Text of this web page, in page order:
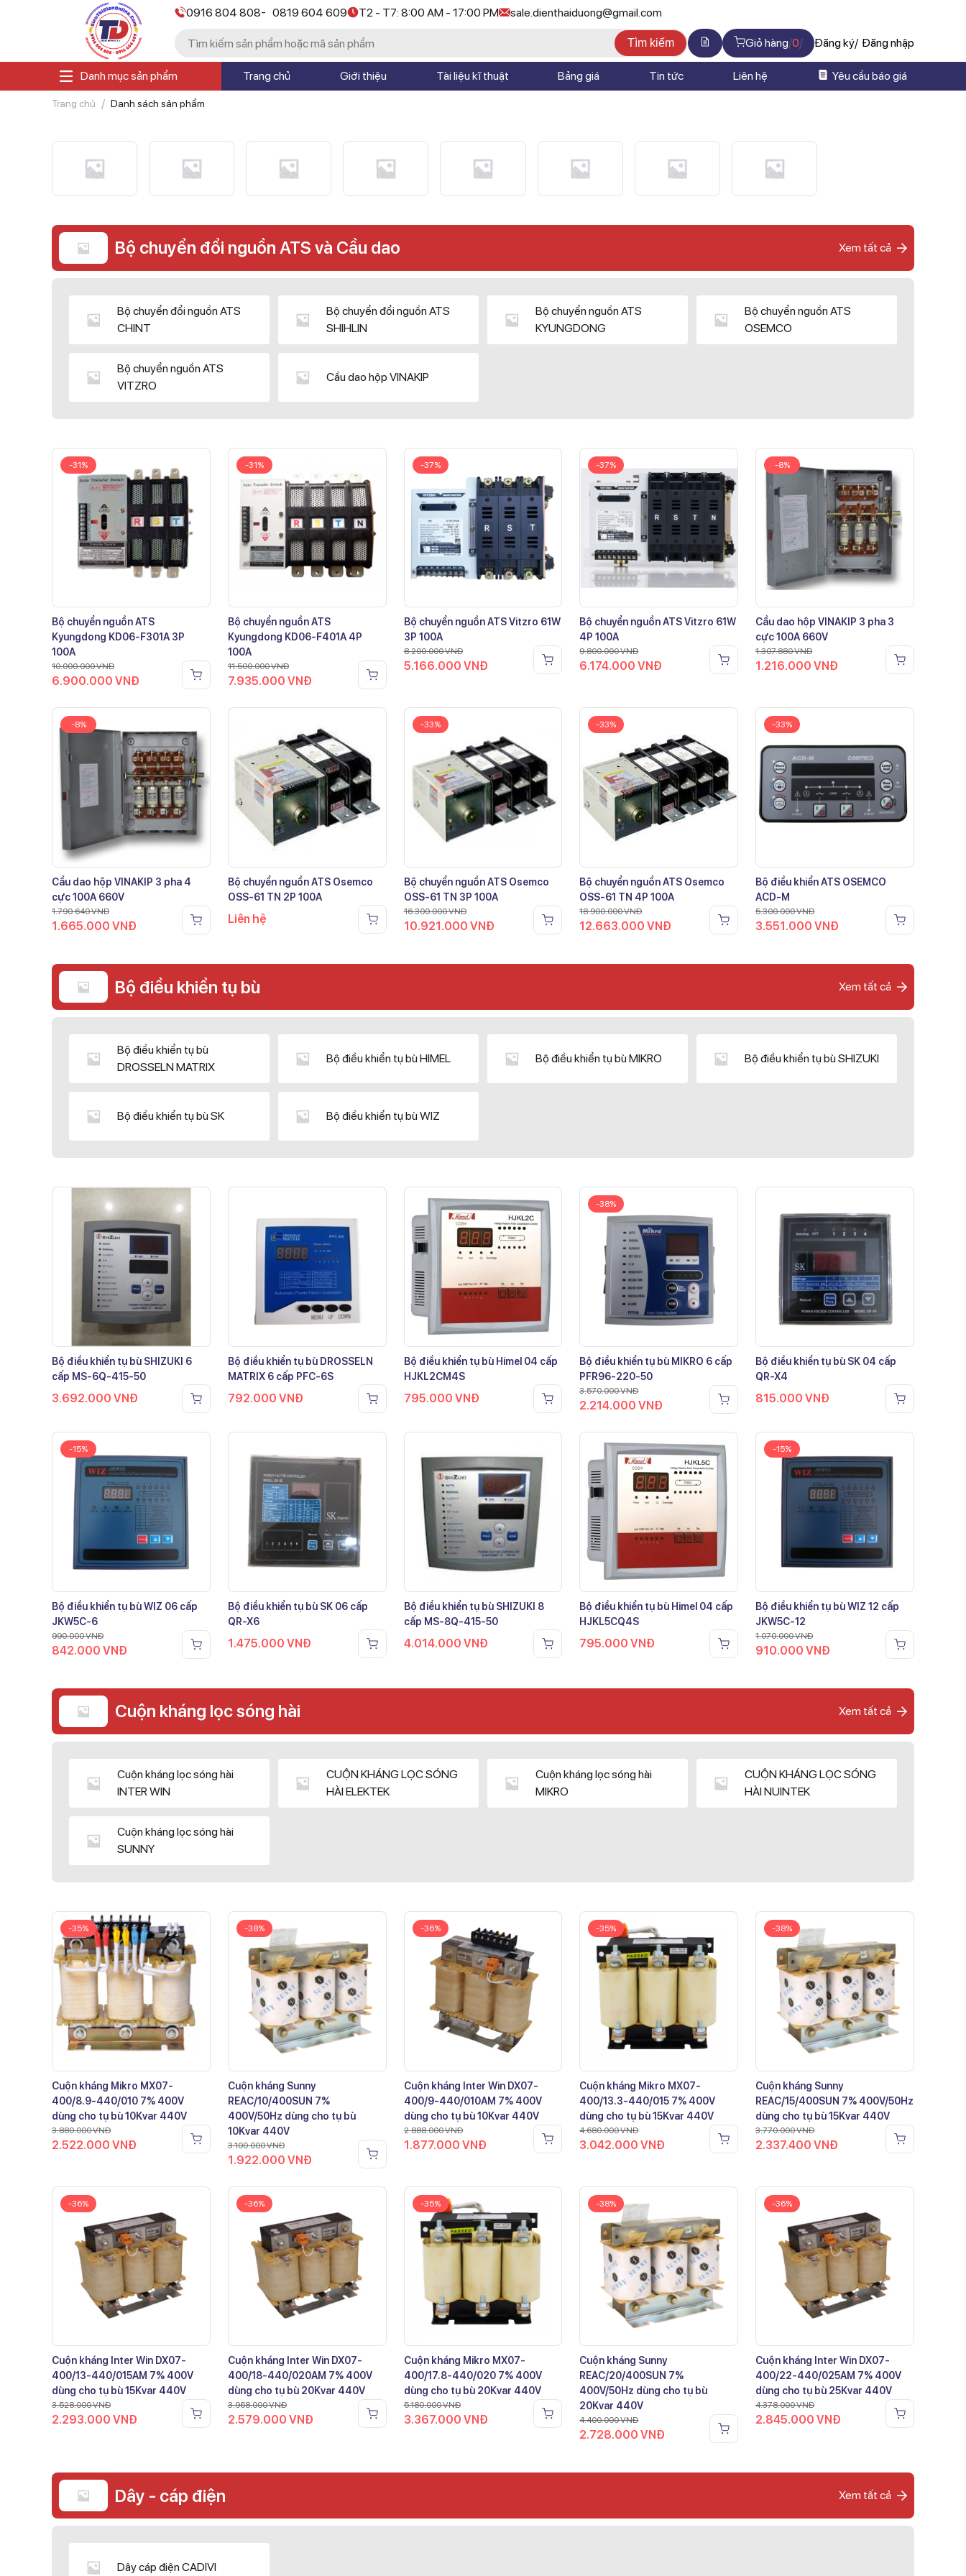
0916 804 808- 0819 604 609 T2 - T7: 8:00 AM - 17:00 PM sale.dienthaiduong@gmail.com
Tìm kiếm Giỏ hàng 0 Đăng ký Đăng nhập
Danh mục sản phẩm Trang chủ Giới thiệu Tài liệu kĩ thuật Bảng giá Tin tức Liên hệ Yêu cầu báo giá
Trang chủ Danh sách sản phẩm
Bộ chuyển đổi nguồn ATS và Cầu dao Xem tất cả
Bộ chuyển đổi nguồn ATS
CHINT
Bộ chuyển đổi nguồn ATS
SHIHLIN
Bộ chuyển nguồn ATS
KYUNGDONG
Bộ chuyển nguồn ATS
OSEMCO
Bộ chuyển nguồn ATS
VITZRO
Cầu dao hộp VINAKIP
-31%
Bộ chuyển nguồn ATS
Kyungdong KD06-F301A 3P
100A
10.000.000VNĐ
6.900.000 VNĐ
-31%
Bộ chuyển nguồn ATS
Kyungdong KD06-F401A 4P
100A
11.500.000VNĐ
7.935.000 VNĐ
-37%
Bộ chuyển nguồn ATS Vitzro 61W
3P 100A
8.200.000VNĐ
5.166.000 VNĐ
-37%
Bộ chuyển nguồn ATS Vitzro 61W
4P 100A
9.800.000VNĐ
6.174.000VNĐ
-8%
Cầu dao hộp VINAKIP 3 pha 3
cực 100A 660V
1.307.880VNĐ
1.216.000VNĐ
-8%
Cầu dao hộp VINAKIP 3 pha 4
cực 100A 660V
1.790.640VNĐ
1.665.000 VNĐ
Bộ chuyển nguồn ATS Osemco
OSS-61 TN 2P 100A
Liên hệ
-33%
Bộ chuyển nguồn ATS Osemco
OSS-61 TN 3P 100A
16.300.000VNĐ
10.921.000 VNĐ
-33%
Bộ chuyển nguồn ATS Osemco
OSS-61 TN 4P 100A
18.900.000VNĐ
12.663.000VNĐ
-33%
Bộ điều khiển ATS OSEMCO
ACD-M
5.300.000VNĐ
3.551.000VNĐ
Bộ điều khiển tụ bù Xem tất cả
Bộ điều khiển tụ bù
DROSSELN MATRIX
Bộ điều khiển tụ bù HIMEL Bộ điều khiển tụ bù MIKRO Bộ điều khiển tụ bù SHIZUKI
Bộ điều khiển tụ bù SK Bộ điều khiển tụ bù WIZ
Bộ điều khiển tụ bù SHIZUKI 6
cấp MS-6Q-415-50
3.692.000 VNĐ
Bộ điều khiển tụ bù DROSSELN
MATRIX 6 cấp PFC-6S
792.000 VNĐ
Bộ điều khiển tụ bù Himel 04 cấp
HJKL2CM4S
795.000 VNĐ
-38%
Bộ điều khiển tụ bù MIKRO 6 cấp
PFR96-220-50
3.570.000VNĐ
2.214.000VNĐ
Bộ điều khiển tụ bù SK 04 cấp
QR-X4
815.000VNĐ
-15%
Bộ điều khiển tụ bù WIZ 06 cấp
JKW5C-6
990.000VNĐ
842.000 VNĐ
Bộ điều khiển tụ bù SK 06 cấp
QR-X6
1.475.000 VNĐ
Bộ điều khiển tụ bù SHIZUKI 8
cấp MS-8Q-415-50
4.014.000 VNĐ
Bộ điều khiển tụ bù Himel 04 cấp
HJKL5CQ4S
795.000VNĐ
-15%
Bộ điều khiển tụ bù WIZ 12 cấp
JKW5C-12
1.070.000VNĐ
910.000VNĐ
Cuộn kháng lọc sóng hài Xem tất cả
Cuộn kháng lọc sóng hài
INTER WIN
CUỘN KHÁNG LỌC SÓNG
HÀI ELEKTEK
Cuộn kháng lọc sóng hài
MIKRO
CUỘN KHÁNG LỌC SÓNG
HÀI NUINTEK
Cuộn kháng lọc sóng hài
SUNNY
-35%
Cuộn kháng Mikro MX07-
400/8.9-440/010 7% 400V
dùng cho tụ bù 10Kvar 440V
3.880.000VNĐ
2.522.000 VNĐ
-38%
Cuộn kháng Sunny
REAC/10/400SUN 7%
400V/50Hz dùng cho tụ bù
10Kvar 440V
3.100.000VNĐ
1.922.000 VNĐ
-36%
Cuộn kháng Inter Win DX07-
400/9-440/010AM 7% 400V
dùng cho tụ bù 10Kvar 440V
2.888.000VNĐ
1.877.000 VNĐ
-35%
Cuộn kháng Mikro MX07-
400/13.3-440/015 7% 400V
dùng cho tụ bù 15Kvar 440V
4.680.000VNĐ
3.042.000VNĐ
-38%
Cuộn kháng Sunny
REAC/15/400SUN 7% 400V/50Hz
dùng cho tụ bù 15Kvar 440V
3.770.000VNĐ
2.337.400VNĐ
-36%
Cuộn kháng Inter Win DX07-
400/13-440/015AM 7% 400V
dùng cho tụ bù 15Kvar 440V
3.528.000VNĐ
2.293.000 VNĐ
-36%
Cuộn kháng Inter Win DX07-
400/18-440/020AM 7% 400V
dùng cho tụ bù 20Kvar 440V
3.968.000VNĐ
2.579.000 VNĐ
-35%
Cuộn kháng Mikro MX07-
400/17.8-440/020 7% 400V
dùng cho tụ bù 20Kvar 440V
5.180.000VNĐ
3.367.000 VNĐ
-38%
Cuộn kháng Sunny
REAC/20/400SUN 7%
400V/50Hz dùng cho tụ bù
20Kvar 440V
4.400.000VNĐ
2.728.000VNĐ
-36%
Cuộn kháng Inter Win DX07-
400/22-440/025AM 7% 400V
dùng cho tụ bù 25Kvar 440V
4.378.000VNĐ
2.845.000VNĐ
Dây - cáp điện Xem tất cả
Dây cáp điện CADIVI